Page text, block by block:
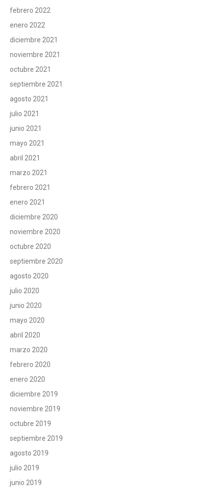
febrero 2022
enero 2022
diciembre 2021
noviembre 2021
octubre 2021
septiembre 2021
agosto 2021
julio 2021
junio 2021
mayo 2021
abril 2021
marzo 2021
febrero 2021
enero 2021
diciembre 2020
noviembre 2020
octubre 2020
septiembre 2020
agosto 2020
julio 2020
junio 2020
mayo 2020
abril 2020
marzo 2020
febrero 2020
enero 2020
diciembre 2019
noviembre 2019
octubre 2019
septiembre 2019
agosto 2019
julio 2019
junio 2019